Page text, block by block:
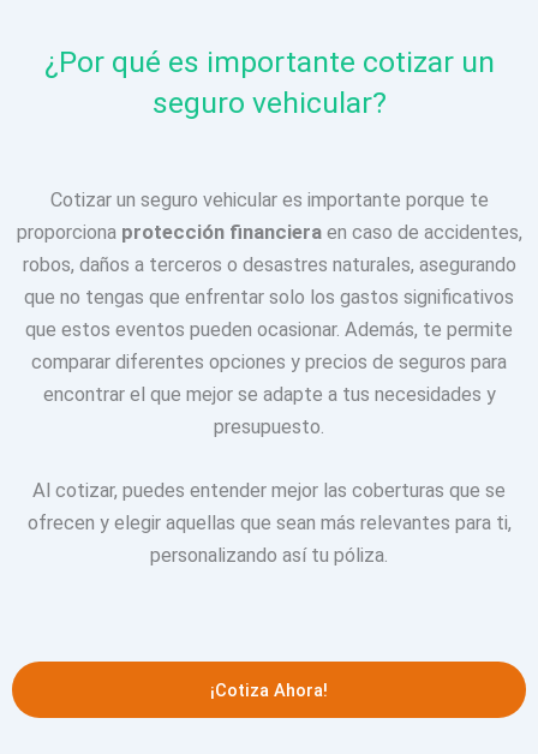
¿Por qué es importante cotizar un
seguro vehicular?
Cotizar un seguro vehicular es importante porque te
proporciona protección financieraen caso de accidentes,
robos, daños a terceros o desastres naturales, asegurando
que no tengas que enfrentar solo los gastos significativos
que estos eventos pueden ocasionar. Además, te permite
comparar diferentes opciones y precios de seguros para
encontrar el que mejor se adapte a tus necesidades y
presupuesto.
Al cotizar, puedes entender mejor las coberturas que se
ofrecen y elegir aquellas que sean más relevantes para ti,
personalizando así tu póliza.
¡Cotiza Ahora!